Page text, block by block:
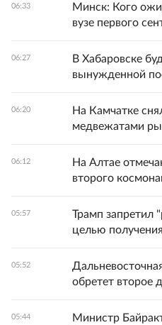
06:33
Минск: Кого
вузе первого
06:27
В Хабаровске
вынужденной
06:20
На Камчатке
медвежатами
06:12
На Алтае
второго
05:57
Трамп запретил
целью
05:52
обретет второе
05:44
Министр